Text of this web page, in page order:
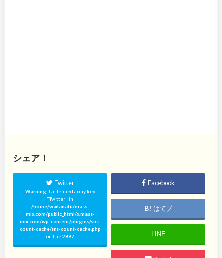
シェア！
Twitter
Warning: Undefined array key
"Twitter" in
/home/wadanatu/mass-
mix.com/public_html/x.mass-
mix.com/wp-content/plugins/sns-
count-cache/sns-count-cache.php
on line2897
Facebook
はてブ
LINE